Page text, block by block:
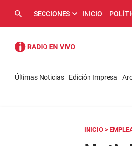
SECCIONES INICIO
Últimas Noticias Edición Impresa
INICIO >